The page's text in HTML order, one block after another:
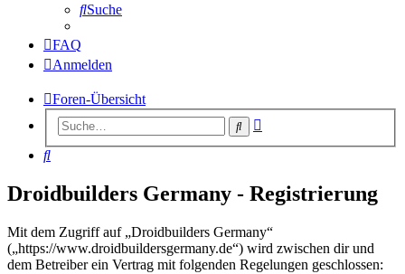
Suche
FAQ
Anmelden
Foren-Übersicht
Suche
Suche
Droidbuilders Germany - Registrierung
Mit dem Zugriff auf „Droidbuilders Germany“
(„https://www.droidbuildersgermany.de“) wird zwischen dir und
dem Betreiber ein Vertrag mit folgenden Regelungen geschlossen: